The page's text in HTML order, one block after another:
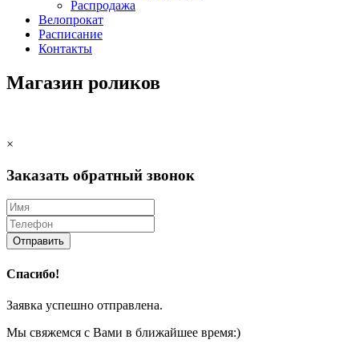
Распродажа
Велопрокат
Расписание
Контакты
Магазин роликов
×
Заказать обратный звонок
Отправить
Спасибо!
Заявка успешно отправлена.
Мы свяжемся с Вами в ближайшее время:)